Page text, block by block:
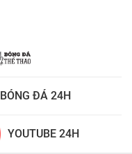
BÓNG ĐÁ 24H
YOUTUBE 24H